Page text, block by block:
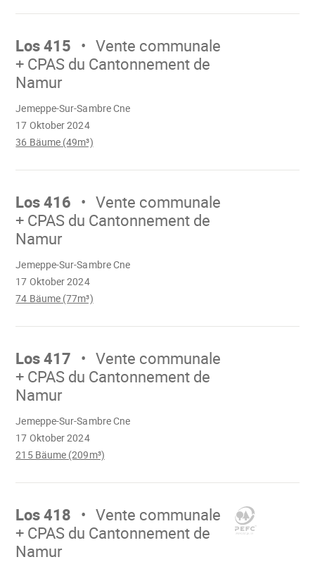
Mach
Los 415
Vente communale
+ CPAS du Cantonnement de
Namur
17 Oktober 2024
Jemeppe-Sur-Sambre Cne
36 Bäume (49m³)
geladen
Mach
Los 416
Vente communale
+ CPAS du Cantonnement de
Namur
17 Oktober 2024
Jemeppe-Sur-Sambre Cne
74 Bäume (77m³)
geladen
Mach
Los 417
Vente communale
+ CPAS du Cantonnement de
Namur
17 Oktober 2024
Jemeppe-Sur-Sambre Cne
215 Bäume (209m³)
geladen
Mach
Los 418
Vente communale
+ CPAS du Cantonnement de
Namur